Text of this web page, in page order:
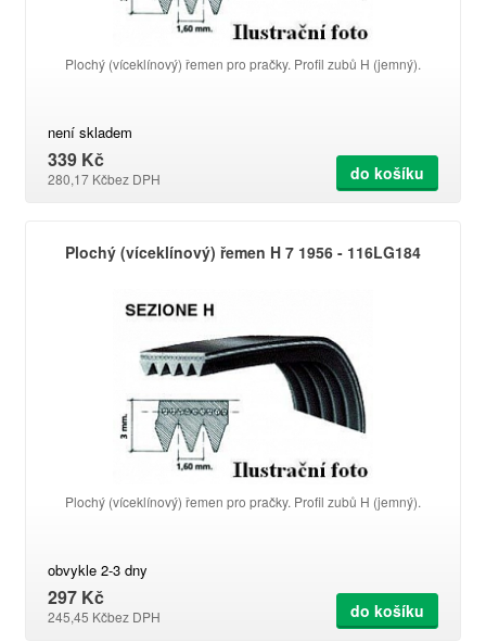
Plochý (víceklínový) řemen pro pračky. Profil zubů H (jemný).
není skladem
339 Kč
280,17 Kčbez DPH do košíku
Plochý (víceklínový) řemen H 7 1956 - 116LG184
Plochý (víceklínový) řemen pro pračky. Profil zubů H (jemný).
obvykle 2-3 dny
297 Kč
245,45 Kčbez DPH do košíku